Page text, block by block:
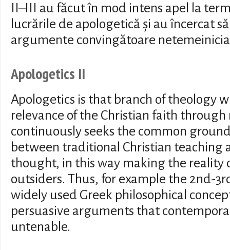
II–III au făcut în mod intens apel la
lucrările de apologetică și au încercat
argumente convingătoare
Apologetics II
Apologetics is that branch of theology
relevance of the Christian faith
continuously seeks the common
between traditional Christian teaching
thought, in this way making the reality
outsiders. Thus, for example the 2nd-
widely used Greek philosophical
persuasive arguments that
untenable.